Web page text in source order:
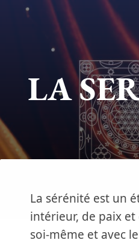
LA
La sérénité est un
intérieur, de paix
soi-même et avec